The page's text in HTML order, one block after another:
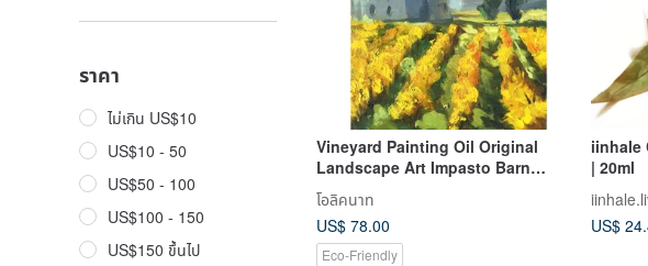
ราคา
ไม่เกิน US$10
US$10 - 50
US$50 - 100
US$100 - 150
US$150 ขึ้นไป
Vineyard Painting Oil Original
Landscape Art Impasto Barn
Artwork
โอลิคนาท
US$ 78.00
Eco-Friendly
iinhale
| 20ml
US$